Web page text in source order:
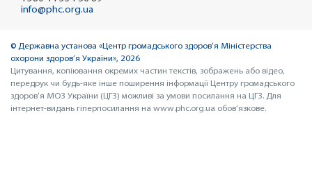
info@phc.org.ua
© Державна установа «Центр громадського здоров’я Міністерства
охорони здоров’я України», 2026
Цитування, копіювання окремих частин текстів, зображень або відео,
передрук чи будь-яке інше поширення інформації Центру громадського
здоров’я МОЗ України (ЦГЗ) можливі за умови посилання на ЦГЗ. Для
інтернет-видань гіперпосилання на www.phc.org.ua обов’язкове.